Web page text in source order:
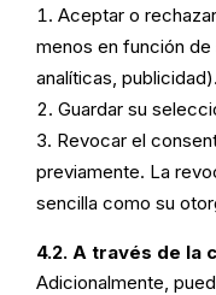
Aceptar o
menos en función
analíticas, publicidad).
Guardar su
Revocar el
previamente. La
sencilla como su
4.2. A través de la
Adicionalmente,